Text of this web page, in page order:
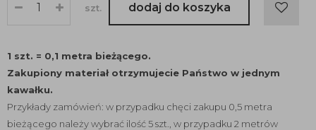
szt. dodaj do koszyka
1 szt. = 0,1 metra bieżącego.
Zakupiony materiał otrzymujecie Państwo w jednym
kawałku.
Przykłady zamówień: w przypadku chęci zakupu 0,5 metra
bieżącego należy wybrać ilość 5 szt., w przypadku 2 metrów